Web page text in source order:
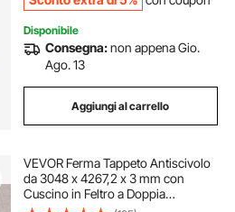
Disponibile
Consegna:non appena Gio.
Ago. 13
Aggiungi al carrello
VEVOR Ferma Tappeto Antiscivolo
da 3048 x 4267,2 x 3 mm con
Cuscino in Feltro a Doppia